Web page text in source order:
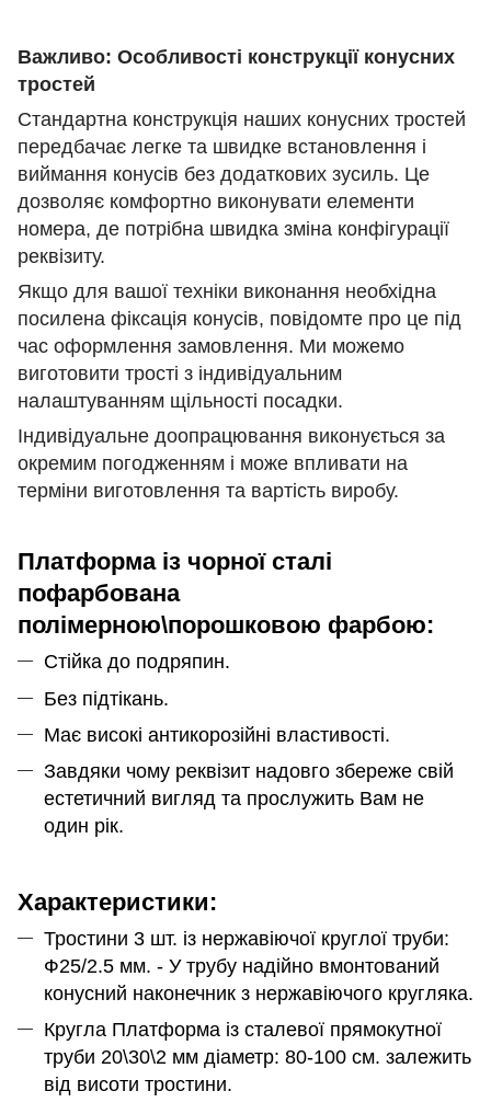
Важливо: Особливості конструкції конусних
тростей
Стандартна конструкція наших конусних тростей
передбачає легке та швидке встановлення і
виймання конусів без додаткових зусиль. Це
дозволяє комфортно виконувати елементи
номера, де потрібна швидка зміна конфігурації
реквізиту.
Якщо для вашої техніки виконання необхідна
посилена фіксація конусів, повідомте про це під
час оформлення замовлення. Ми можемо
виготовити трості з індивідуальним
налаштуванням щільності посадки.
Індивідуальне доопрацювання виконується за
окремим погодженням і може впливати на
терміни виготовлення та вартість виробу.
Платформа із чорної сталі
пофарбована
полімерною\порошковою фарбою:
Стійка до подряпин.
Без підтікань.
Має високі антикорозійні властивості.
Завдяки чому реквізит надовго збереже свій
естетичний вигляд та прослужить Вам не
один рік.
Характеристики:
Тростини 3 шт. із нержавіючої круглої труби:
Ф25/2.5 мм. - У трубу надійно вмонтований
конусний наконечник з нержавіючого кругляка.
Кругла Платформа із сталевої прямокутної
труби 20\30\2 мм діаметр: 80-100 см. залежить
від висоти тростини.